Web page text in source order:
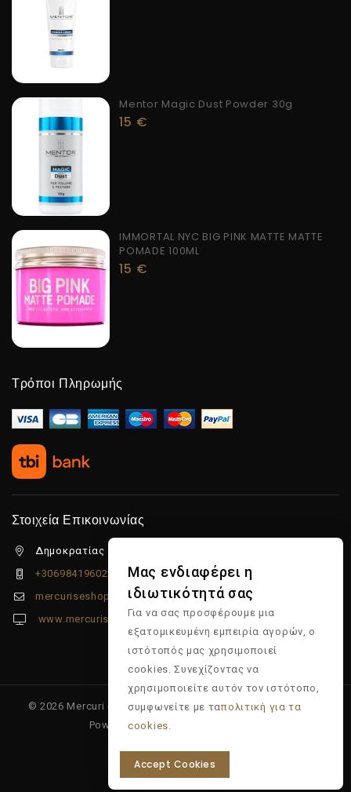
Mentor Magic Dust Powder 30g
15 €
IMMORTAL NYC BIG PINK MATTE MATTE
POMADE 100ML
15 €
Τρόποι Πληρωμής
Στοιχεία Επικοινωνίας
Δημοκρατίας 5β Λιμένας Χερσονήσου, 70014
+306984196022
mercuriseshop@gmail.com
www.mercuriseshop.gr
© 2026 Mercuri - Είδη κομμωτηρίου - Επώνυμα προϊόντα -
Powered & Supported by
Μας ενδιαφέρει η
ιδιωτικότητά σας
Για να σας προσφέρουμε μια
εξατομικευμένη εμπειρία αγορών, ο
ιστότοπός μας χρησιμοποιεί
cookies. Συνεχίζοντας να
χρησιμοποιείτε αυτόν τον ιστότοπο,
συμφωνείτε με ταπολιτική για τα
cookies.
Accept Cookies